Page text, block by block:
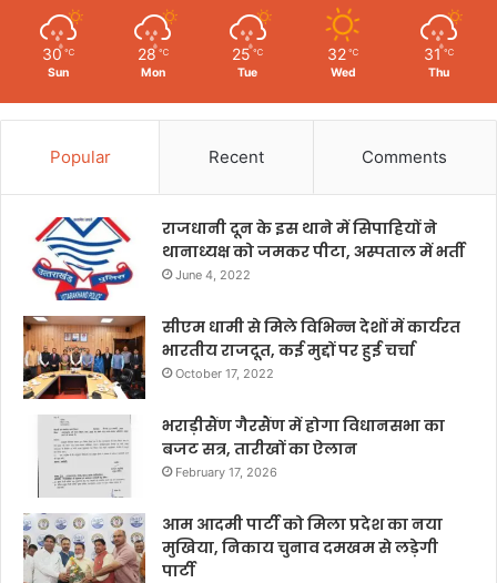
30 ℃
Sun
28 ℃
Mon
25 ℃
Tue
32 ℃
Wed
31 ℃
Thu
Popular Recent Comments
राजधानी दून के इस थाने में सिपाहियों ने
थानाध्यक्ष को जमकर पीटा, अस्पताल में भर्ती
June 4, 2022
सीएम धामी से मिले विभिन्न देशों में कार्यरत
भारतीय राजदूत, कई मुद्दों पर हुई चर्चा
October 17, 2022
भराड़ीसैंण गैरसैंण में होगा विधानसभा का
बजट सत्र, तारीखों का ऐलान
February 17, 2026
आम आदमी पार्टी को मिला प्रदेश का नया
मुखिया, निकाय चुनाव दमखम से लड़ेगी
पार्टी